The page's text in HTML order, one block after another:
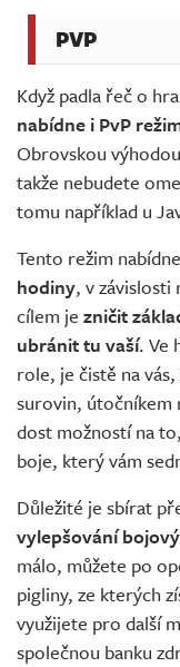
PVP
Když padla řeč o
nabídne i PvP
Obrovskou
takže nebudete
tomu například u
Tento režim
hodiny, v závislosti
cílem je zničit
ubránit tu vaší. Ve
role, je čistě na
surovin, útočníkem
dost možností na
boje, který vám
Důležité je sbírat
vylepšování
málo, můžete po
pigliny, ze kterých
využijete pro další
společnou banku